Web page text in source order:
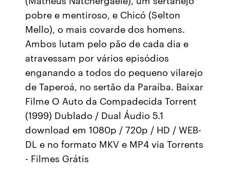
pobre e mentiroso, e Chicó (Selton
Mello), o mais covarde dos homens.
Ambos lutam pelo pão de cada dia e
atravessam por vários episódios
enganando a todos do pequeno vilarejo
de Taperoá, no sertão da Paraíba. Baixar
Filme O Auto da Compadecida Torrent
(1999) Dublado / Dual Áudio 5.1
download em 1080p / 720p / HD / WEB-
DL e no formato MKV e MP4 via Torrents
- Filmes Grátis